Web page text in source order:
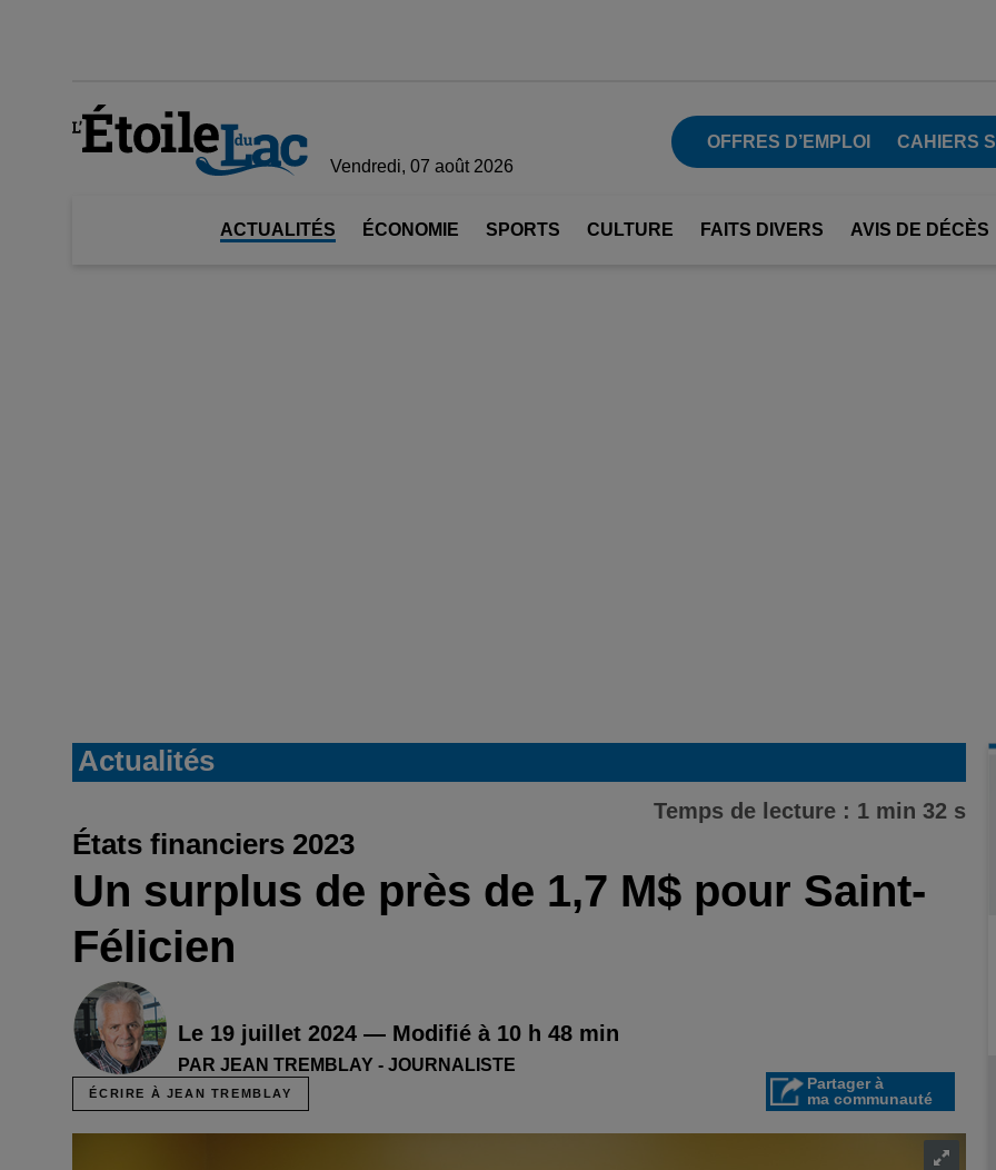
Vendredi, 07 août 2026
OFFRES D’EMPLOI CAHIERS
ACTUALITÉS ÉCONOMIE SPORTS CULTURE FAITS DIVERS AVIS DE DÉCÈS
Actualités
Temps de lecture : 1 min 32 s
États financiers 2023
Un surplus de près de 1,7 M$ pour Saint-
Félicien
Le 19 juillet 2024 — Modifié à 10 h 48 min
PAR JEAN TREMBLAY - JOURNALISTE
ÉCRIRE À JEAN TREMBLAY
Partager à
ma communauté